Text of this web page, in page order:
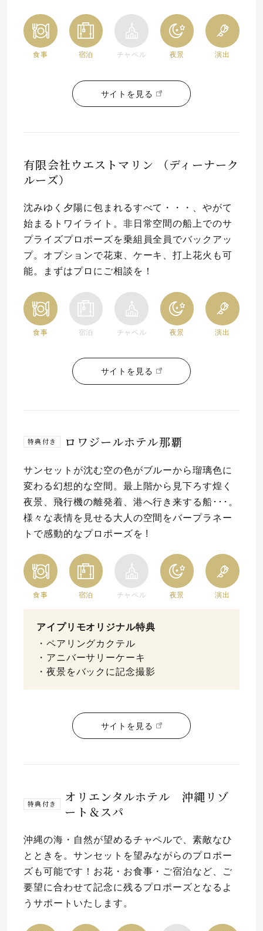
食事 宿泊 チャペル 夜景 演出
サイトを見る
有限会社ウエストマリン （ディーナーク
ルーズ）
沈みゆく夕陽に包まれるすべて・・・、やがて
始まるトワイライト。非日常空間の船上でのサ
プライズプロポーズを乗組員全員でバックアッ
プ。オプションで花束、ケーキ、打上花火も可
能。まずはプロにご相談を！
食事 宿泊 チャペル 夜景 演出
サイトを見る
特典付き ロワジールホテル那覇
サンセットが沈む空の色がブルーから瑠璃色に
変わる幻想的な空間。最上階から見下ろす煌く
夜景、飛行機の離発着、港へ行き来する船･･･。
様々な表情を見せる大人の空間をバープラネー
トで感動的なプロポーズを !
食事 宿泊 チャペル 夜景 演出
アイプリモオリジナル特典
・ペアリングカクテル
・アニバーサリーケーキ
・夜景をバックに記念撮影
サイトを見る
特典付き
オリエンタルホテル 沖縄リゾ
ート＆スパ
沖縄の海・自然が望めるチャペルで、素敵なひ
とときを。サンセットを望みながらのプロポー
ズも可能です！お花・お食事・ご宿泊など、ご
要望に合わせて記念に残るプロポーズとなるよ
うサポートいたします。